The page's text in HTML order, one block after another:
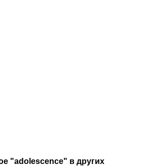
"adolescence" в других